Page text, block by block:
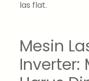
las flat.
Mesin
Inverter: